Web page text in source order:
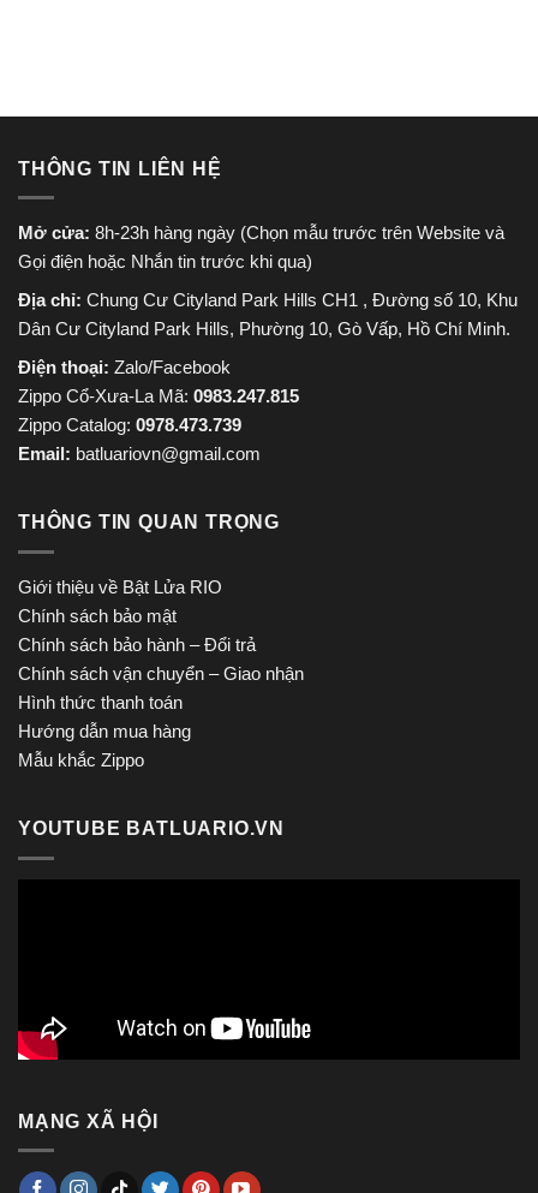
THÔNG TIN LIÊN HỆ
Mở cửa: 8h-23h hàng ngày (Chọn mẫu trước trên Website và
Gọi điện hoặc Nhắn tin trước khi qua)
Địa chỉ: Chung Cư Cityland Park Hills CH1 , Đường số 10, Khu
Dân Cư Cityland Park Hills, Phường 10, Gò Vấp, Hồ Chí Minh.
Điện thoại: Zalo/Facebook
Zippo Cổ-Xưa-La Mã: 0983.247.815
Zippo Catalog: 0978.473.739
Email: batluariovn@gmail.com
THÔNG TIN QUAN TRỌNG
Giới thiệu về Bật Lửa RIO
Chính sách bảo mật
Chính sách bảo hành – Đổi trả
Chính sách vận chuyển – Giao nhận
Hình thức thanh toán
Hướng dẫn mua hàng
Mẫu khắc Zippo
YOUTUBE BATLUARIO.VN
MẠNG XÃ HỘI